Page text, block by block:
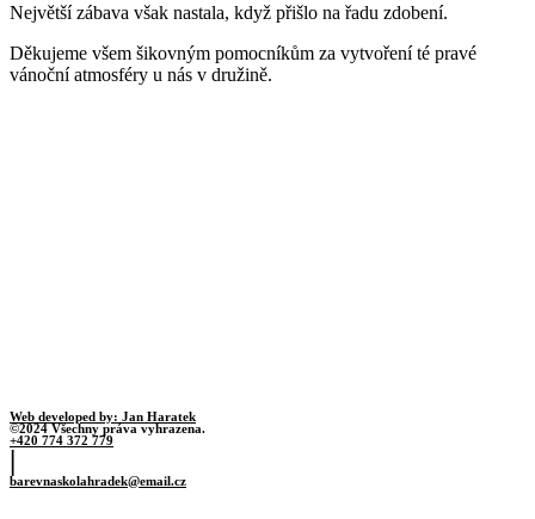
Největší zábava však nastala, když přišlo na řadu zdobení.
Děkujeme všem šikovným pomocníkům za vytvoření té pravé
vánoční atmosféry u nás v družině.
Web developed by: Jan Haratek
©2024 Všechny práva vyhrazena.
+420 774 372 779
|
barevnaskolahradek@email.cz